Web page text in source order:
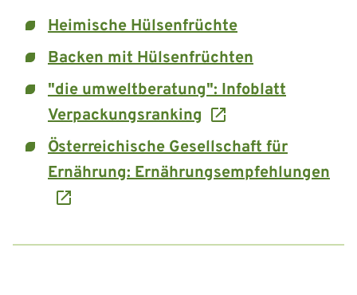
Heimische Hülsenfrüchte
Backen mit Hülsenfrüchten
"die umweltberatung": Infoblatt
Verpackungsranking
Österreichische Gesellschaft für
Ernährung: Ernährungsempfehlungen